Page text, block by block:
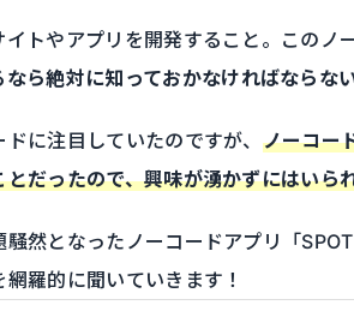
トやアプリを開発すること。このノ
なら絶対に知っておかなければならな
に注目していたのですが、 ノーコー
だったので、興味が湧かずにはいら
然となったノーコードアプリ「
羅的に聞いていきます！